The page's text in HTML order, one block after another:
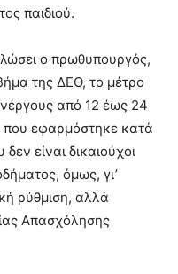
παιδιού.
ο πρωθυπουργός,
της ΔΕΘ, το μέτρο
από 12 έως 24
που εφαρμόστηκε κατά
είναι δικαιούχοι
όμως, γι’
ρύθμιση, αλλά
Απασχόλησης